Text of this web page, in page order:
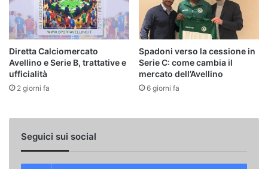
Diretta Calciomercato
Avellino e Serie B, trattative e
ufficialità
2 giorni fa
Spadoni verso la cessione in
Serie C: come cambia il
mercato dell’Avellino
6 giorni fa
Seguici sui social